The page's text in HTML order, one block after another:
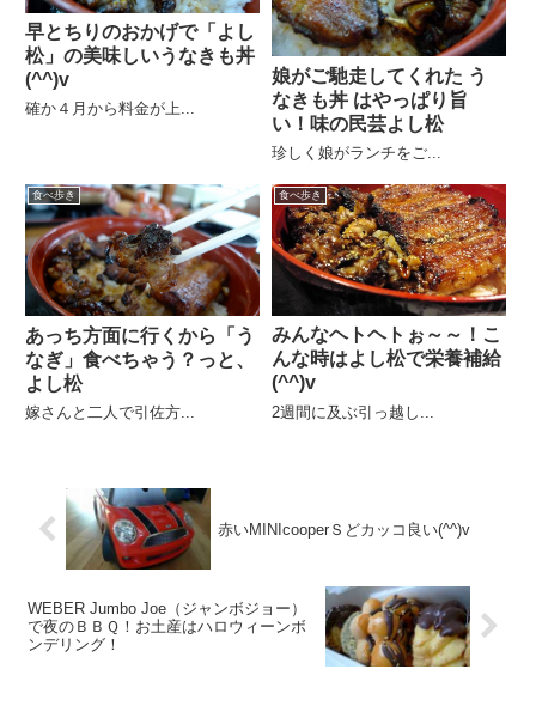
早とちりのおかげで「よし
松」の美味しいうなきも丼
(^^)v
確か４月から料金が上...
娘がご馳走してくれた う
なきも丼 はやっぱり旨
い！味の民芸よし松
珍しく娘がランチをご...
食べ歩き
あっち方面に行くから「う
なぎ」食べちゃう？っと、
よし松
嫁さんと二人で引佐方...
食べ歩き
みんなヘトヘトぉ～～！こ
んな時はよし松で栄養補給
(^^)v
2週間に及ぶ引っ越し...
赤いMINIcooperＳどカッコ良い(^^)v
WEBER Jumbo Joe（ジャンボジョー）
で夜のＢＢＱ！お土産はハロウィーンボ
ンデリング！